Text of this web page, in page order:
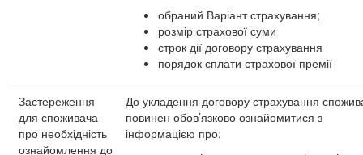
обраний Варіант страхування;
розмір страхової суми
строк дії договору страхування
порядок сплати страхової премії
Застереження
для споживача
про необхідність
ознайомлення до
До укладення договору страхування
повинен обов’язково ознайомитися з
інформацією про: